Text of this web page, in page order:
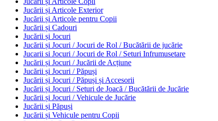
Jucării și Articole Exterior
Jucării și Articole pentru Copii
Jucării și Cadouri
Jucării și Jocuri
Jucării și Jocuri / Jocuri de Rol / Bucătării de jucărie
Jucarii si Jocuri / Jocuri de Rol / Seturi Infrumusetare
Jucării și Jocuri / Jucării de Acțiune
Jucării și Jocuri / Păpuși
Jucării și Jocuri / Păpuși și Accesorii
Jucării și Jocuri / Seturi de Joacă / Bucătării de Jucărie
Jucării și Jocuri / Vehicule de Jucărie
Jucării și Păpuși
Jucării și Vehicule pentru Copii